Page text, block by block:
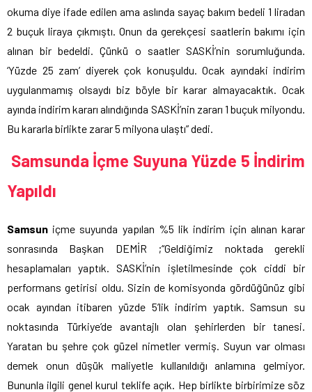
okuma diye ifade edilen ama aslında sayaç bakım bedeli 1 liradan
2 buçuk liraya çıkmıştı. Onun da gerekçesi saatlerin bakımı için
alınan bir bedeldi. Çünkü o saatler SASKİ’nin sorumluğunda.
‘Yüzde 25 zam’ diyerek çok konuşuldu. Ocak ayındaki indirim
uygulanmamış olsaydı biz böyle bir karar almayacaktık. Ocak
ayında indirim kararı alındığında SASKİ’nin zararı 1 buçuk milyondu.
Bu kararla birlikte zarar 5 milyona ulaştı” dedi.
Samsunda İçme Suyuna Yüzde 5 İndirim
Yapıldı
Samsun içme suyunda yapılan %5 lik indirim için alınan karar
sonrasında Başkan DEMİR ;“Geldiğimiz noktada gerekli
hesaplamaları yaptık. SASKİ’nin işletilmesinde çok ciddi bir
performans getirisi oldu. Sizin de komisyonda gördüğünüz gibi
ocak ayından itibaren yüzde 5’lik indirim yaptık. Samsun su
noktasında Türkiye’de avantajlı olan şehirlerden bir tanesi.
Yaratan bu şehre çok güzel nimetler vermiş. Suyun var olması
demek onun düşük maliyetle kullanıldığı anlamına gelmiyor.
Bununla ilgili genel kurul teklife açık. Hep birlikte birbirimize söz